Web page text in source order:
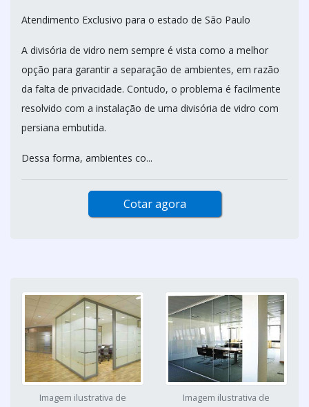
Atendimento Exclusivo para o estado de São Paulo
A divisória de vidro nem sempre é vista como a melhor
opção para garantir a separação de ambientes, em razão
da falta de privacidade. Contudo, o problema é facilmente
resolvido com a instalação de uma divisória de vidro com
persiana embutida.
Dessa forma, ambientes co...
Cotar agora
Imagem ilustrativa de
Imagem ilustrativa de